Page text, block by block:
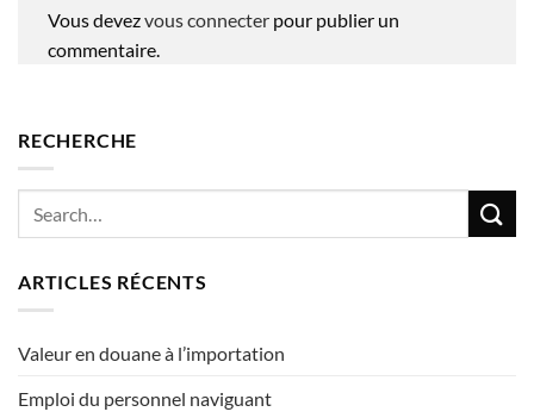
Vous devezvous connecter pour publier un
commentaire.
RECHERCHE
ARTICLES RÉCENTS
Valeur en douane à l’importation
Emploi du personnel naviguant